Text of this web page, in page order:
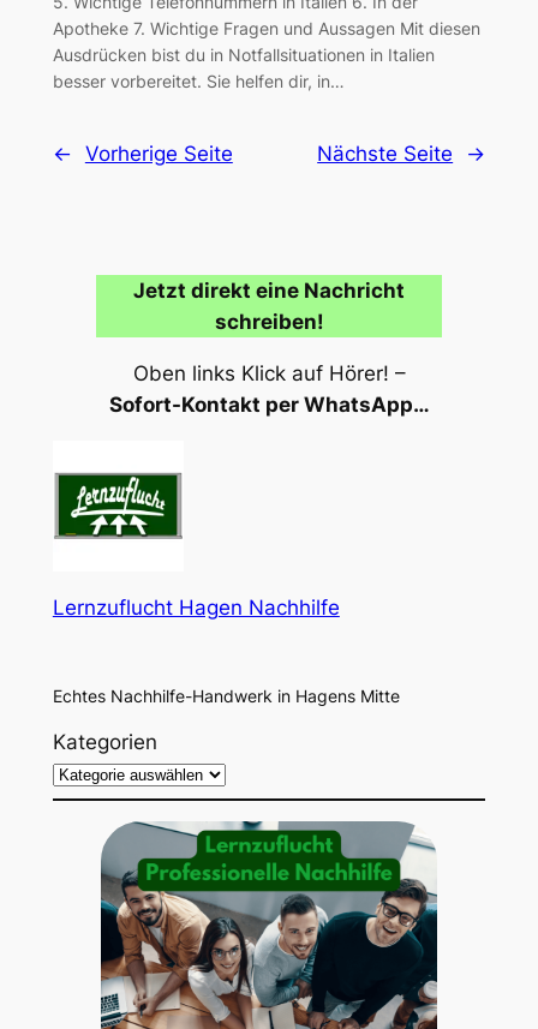
Apotheke 7. Wichtige Fragen und Aussagen Mit diesen
Ausdrücken bist du in Notfallsituationen in Italien
besser vorbereitet. Sie helfen dir, in…
← Vorherige Seite Nächste Seite →
Jetzt direkt eine Nachricht
schreiben!
Oben links Klick auf Hörer! –
Sofort-Kontakt per WhatsApp…
Lernzuflucht Hagen Nachhilfe
Echtes Nachhilfe-Handwerk in Hagens Mitte
Kategorien